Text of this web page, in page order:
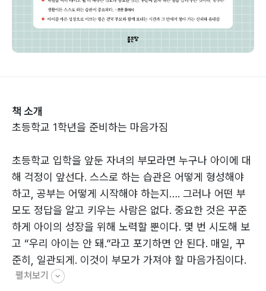
책 소개
초등학교 1학년을 준비하는 마음가짐
초등학교 입학을 앞둔 자녀의 부모라면 누구나 아이에 대
해 걱정이 앞선다. 스스로 하는 습관은 어떻게 형성해야
하고, 공부는 어떻게 시작해야 하는지…. 그러나 어떤 부
모도 정답을 알고 키우는 사람은 없다. 중요한 것은 꾸준
하게 아이의 성장을 위해 노력할 뿐이다. 몇 번 시도해 보
고 “우리 아이는 안 돼.”라고 포기하면 안 된다. 매일, 꾸
준히, 일관되게. 이것이 부모가 가져야 할 마음가짐이다.
그렇게 묵묵히 사랑을 주며 성장의 밑거름을 쌓아 올리면,
펼쳐보기